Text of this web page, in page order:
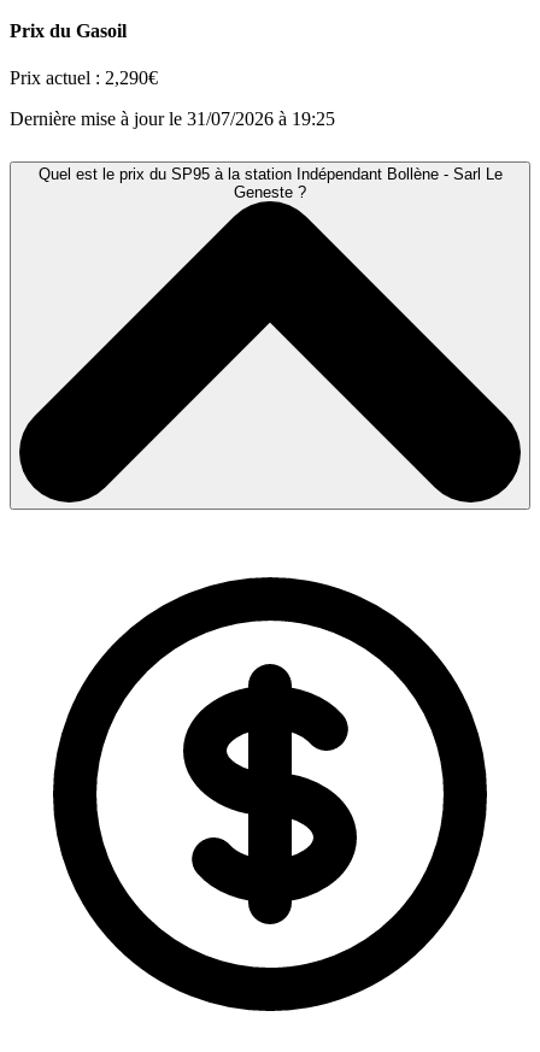
Prix du Gasoil
Prix actuel : 2,290€
Dernière mise à jour le 31/07/2026 à 19:25
Quel est le prix du SP95 à la station Indépendant Bollène - Sarl Le
Geneste ?